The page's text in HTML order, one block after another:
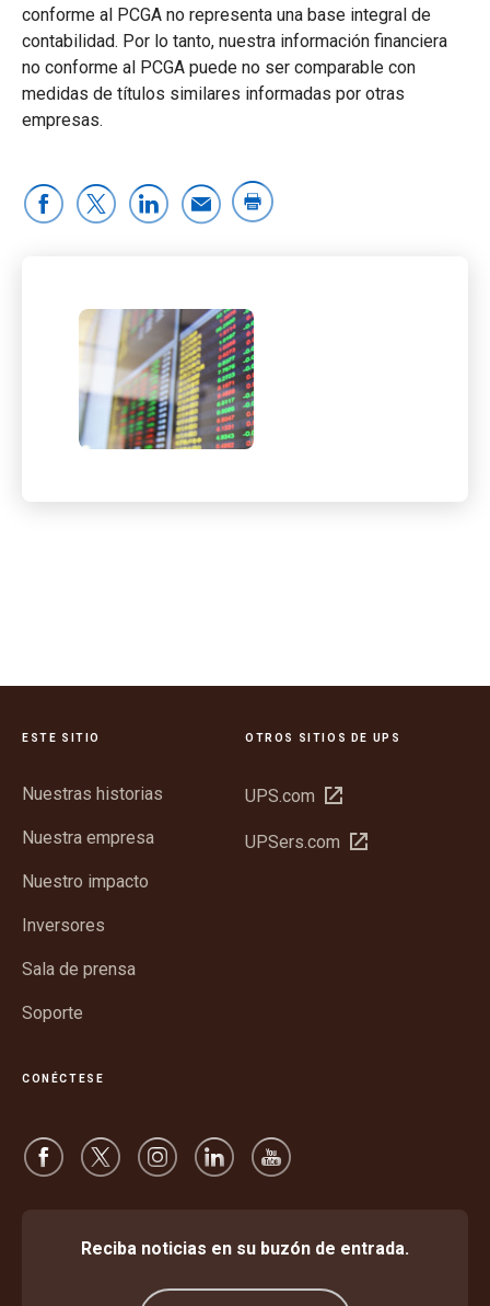
conforme al PCGA no representa una base integral de
contabilidad. Por lo tanto, nuestra información financiera
no conforme al PCGA puede no ser comparable con
medidas de títulos similares informadas por otras
empresas.
ESTE SITIO
Nuestras historias
Nuestra empresa
Nuestro impacto
Inversores
Sala de prensa
Soporte
OTROS SITIOS DE UPS
UPS.com Abrir
una
UPSers.com Abrir
CONÉCTESE
Reciba noticias en su buzón de entrada.